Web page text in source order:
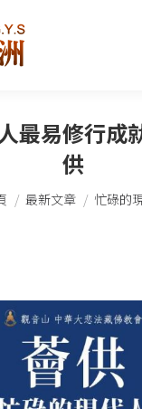
最易修行
供
這裡：
最新文章 忙碌的